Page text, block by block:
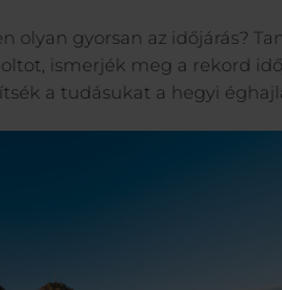
olyan gyorsan az időjárás?
ismerjék meg a rekord
a tudásukat a hegyi